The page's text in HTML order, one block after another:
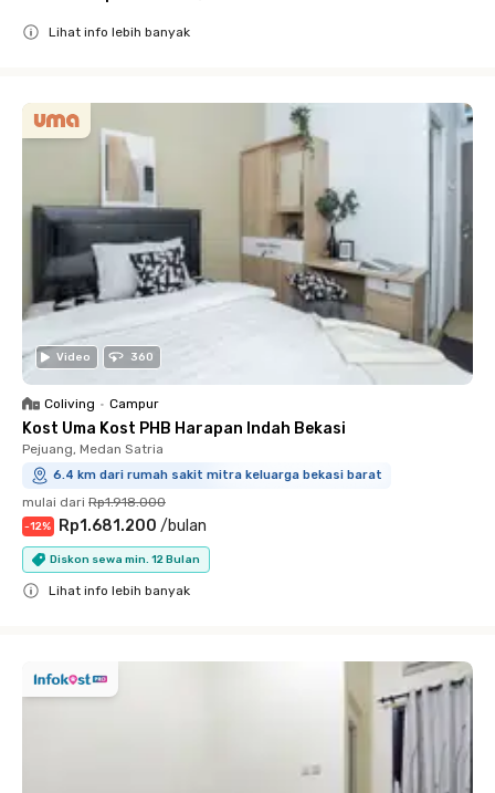
Lihat info lebih banyak
Video 360
Coliving • Campur
Kost Uma Kost PHB Harapan Indah Bekasi
Pejuang, Medan Satria
6.4 km dari rumah sakit mitra keluarga bekasi barat
mulai dari Rp1.918.000
-12% Rp1.681.200 /bulan
Diskon sewa min. 12 Bulan
Lihat info lebih banyak